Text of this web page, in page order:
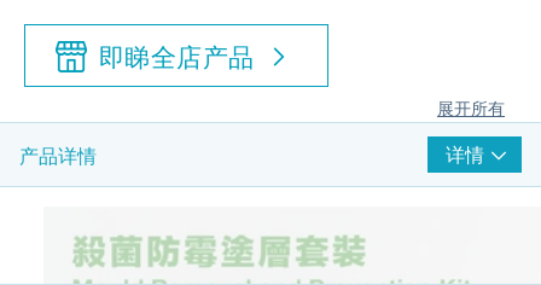
即睇全店产品
展开所有
产品详情 详情